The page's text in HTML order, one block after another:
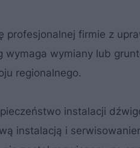
profesjonalnej firmie z
wymiany lub
regionalnego.
instalacji
instalacją i